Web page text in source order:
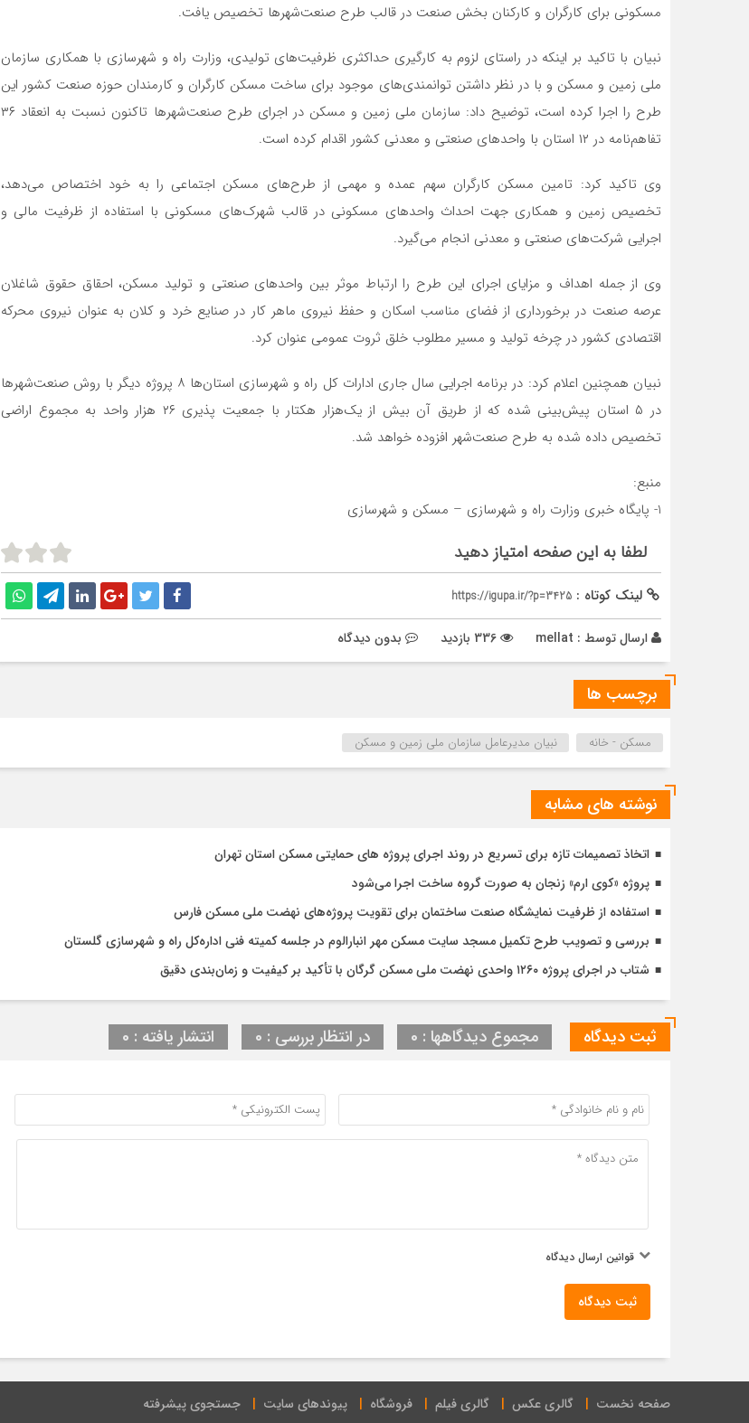
مسکونی برای کارگران و کارکنان بخش صنعت در قالب طرح صنعت‌شهرها تخصیص یافت.
نبیان با تاکید بر اینکه در راستای لزوم به کارگیری حداکثری ظرفیت‌های تولیدی، وزارت راه و شهرسازی با همکاری سازمان
ملی زمین و مسکن و با در نظر داشتن توانمندی‌های موجود برای ساخت مسکن کارگران و کارمندان حوزه صنعت کشور این
طرح را اجرا کرده است، توضیح داد: سازمان ملی زمین و مسکن در اجرای طرح صنعت‌شهرها تاکنون نسبت به انعقاد ٣۶
تفاهم‌نامه در ١٢ استان با واحدهای صنعتی و معدنی کشور اقدام کرده است.
وی تاکید کرد: تامین مسکن کارگران سهم عمده و مهمی از طرح‌های مسکن اجتماعی را به خود اختصاص می‌دهد،
تخصیص زمین و همکاری جهت احداث واحدهای مسکونی در قالب شهرک‌های مسکونی با استفاده از ظرفیت مالی و
اجرایی شرکت‌های صنعتی و معدنی انجام می‌گیرد.
وی از جمله اهداف و مزایای اجرای این طرح را ارتباط موثر بین واحدهای صنعتی و تولید مسکن، احقاق حقوق شاغلان
عرصه صنعت در برخورداری از فضای مناسب اسکان و حفظ نیروی ماهر کار در صنایع خرد و کلان به عنوان نیروی محرکه
اقتصادی کشور در چرخه تولید و مسیر مطلوب خلق ثروت عمومی عنوان کرد.
نبیان همچنین اعلام کرد: در برنامه اجرایی سال جاری ادارات کل راه و شهرسازی استان‌ها ٨ پروژه دیگر با روش صنعت‌شهرها
در ۵ استان پیش‌بینی شده که از طریق آن بیش از یک‌هزار هکتار با جمعیت پذیری ٢۶ هزار واحد به مجموع اراضی
تخصیص داده شده به طرح صنعت‌شهر افزوده خواهد شد.
منبع:
1- پایگاه خبری وزارت راه و شهرسازی – مسکن و شهرسازی
لطفا به این صفحه امتیاز دهید
لینک کوتاه : https://igupa.ir/?p=3425
ارسال توسط : mellat بدون دیدگاه
برچسب ها
مسکن - خانه نبیان مدیرعامل سازمان ملی زمین و مسکن
نوشته های مشابه
اتخاذ تصمیمات تازه برای تسریع در روند اجرای پروژه های حمایتی مسکن استان تهران
پروژه «کوی ارم» زنجان به صورت گروه ساخت اجرا می‌شود
استفاده از ظرفیت نمایشگاه صنعت ساختمان برای تقویت پروژه‌های نهضت ملی مسکن فارس
بررسی و تصویب طرح تکمیل مسجد سایت مسکن مهر انبارالوم در جلسه کمیته فنی اداره‌کل راه و شهرسازی گلستان
شتاب در اجرای پروژه ۱۲۶۰ واحدی نهضت ملی مسکن گرگان با تأکید بر کیفیت و زمان‌بندی دقیق
ثبت دیدگاه مجموع دیدگاهها : 0 در انتظار بررسی : 0 انتشار یافته : 0
قوانین ارسال دیدگاه
ثبت دیدگاه
صفحه نخست گالری عکس گالری فیلم فروشگاه پیوندهای سایت جستجوی پیشرفته